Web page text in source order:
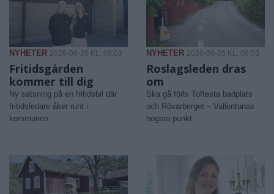
NYHETER 2026-06-25 KL. 08:03
Fritidsgården
kommer till dig
Ny satsning på en fritidsbil där
fritidsledare åker runt i
kommunen
NYHETER 2026-06-25 KL. 08:03
Roslagsleden dras
om
Ska gå förbi Toftesta badplats
och Rövarberget – Vallentunas
högsta punkt